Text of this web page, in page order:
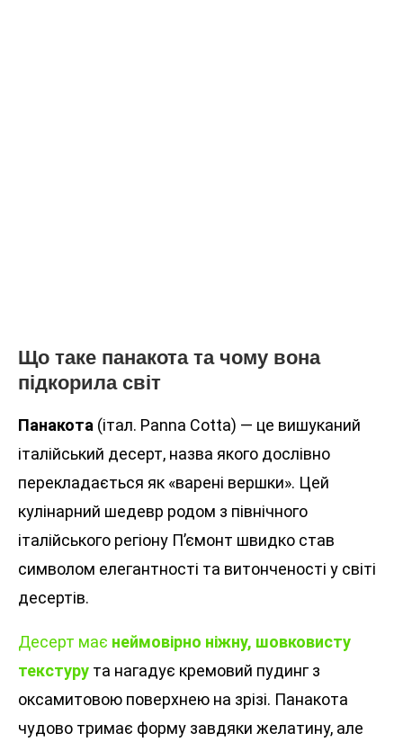
Що таке панакота та чому вона
підкорила світ
Панакота (італ. Panna Cotta) — це вишуканий
італійський десерт, назва якого дослівно
перекладається як «варені вершки». Цей
кулінарний шедевр родом з північного
італійського регіону П’ємонт швидко став
символом елегантності та витонченості у світі
десертів.
Десерт має неймовірно ніжну, шовковисту
текстуру та нагадує кремовий пудинг з
оксамитовою поверхнею на зрізі. Панакота
чудово тримає форму завдяки желатину, але